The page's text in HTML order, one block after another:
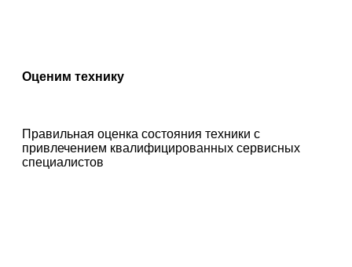
Оценим технику
Правильная оценка состояния техники с
привлечением квалифицированных сервисных
специалистов